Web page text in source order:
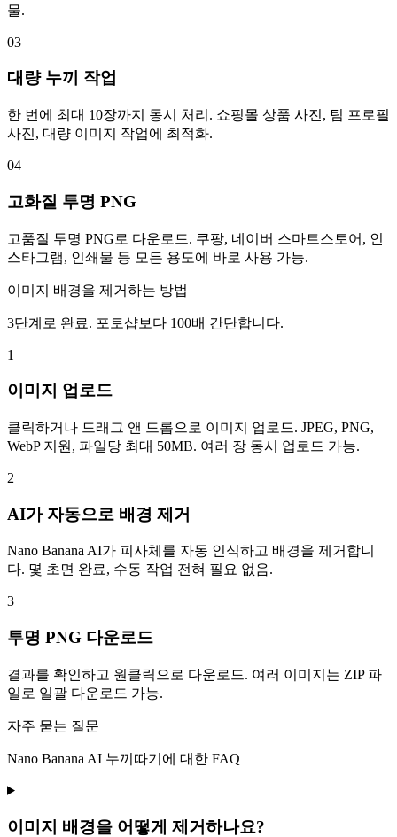
물.
03
대량 누끼 작업
한 번에 최대 10장까지 동시 처리. 쇼핑몰 상품 사진, 팀 프로필
사진, 대량 이미지 작업에 최적화.
04
고화질 투명 PNG
고품질 투명 PNG로 다운로드. 쿠팡, 네이버 스마트스토어, 인
스타그램, 인쇄물 등 모든 용도에 바로 사용 가능.
이미지 배경을 제거하는 방법
3단계로 완료. 포토샵보다 100배 간단합니다.
1
이미지 업로드
클릭하거나 드래그 앤 드롭으로 이미지 업로드. JPEG, PNG,
WebP 지원, 파일당 최대 50MB. 여러 장 동시 업로드 가능.
2
AI가 자동으로 배경 제거
Nano Banana AI가 피사체를 자동 인식하고 배경을 제거합니
다. 몇 초면 완료, 수동 작업 전혀 필요 없음.
3
투명 PNG 다운로드
결과를 확인하고 원클릭으로 다운로드. 여러 이미지는 ZIP 파
일로 일괄 다운로드 가능.
자주 묻는 질문
Nano Banana AI 누끼따기에 대한 FAQ
이미지 배경을 어떻게 제거하나요?